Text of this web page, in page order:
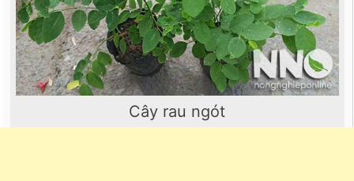
Cây rau ngót